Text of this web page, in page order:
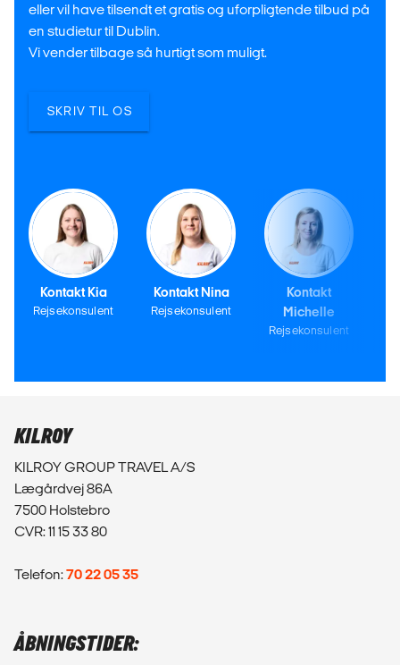
eller vil have tilsendt et gratis og uforpligtende tilbud på
en studietur til Dublin.
Vi vender tilbage så hurtigt som muligt.
SKRIV TIL OS
Kontakt Kia
Rejsekonsulent
Kontakt Nina
Rejsekonsulent
Kontakt
Michelle
Rejsekonsulent
KILROY
KILROY GROUP TRAVEL A/S
Lægårdvej 86A
7500 Holstebro
CVR: 11 15 33 80
Telefon:70 22 05 35
ÅBNINGSTIDER: